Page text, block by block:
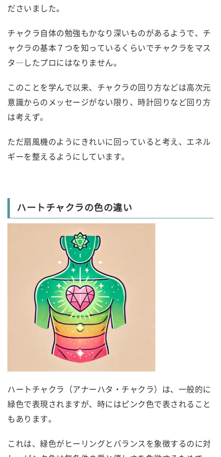
ださいました。
チャクラ自体の勉強もかなり深いものがあるようで、チ
ャクラの基本７つを知っているくらいでチャクラをマス
タ―したプロにはなりません。
このことを学んで以来、チャクラの回り方などは高次元
意識からのメッセージがない限り、時計回りなど回り方
は考えず。
ただ扇風機のようにきれいに回っていると考え、エネル
ギーを整えるようにしています。
ハートチャクラの色の違い
ハートチャクラ（アナーハタ・チャクラ）は、一般的に
緑色で表現されますが、時にはピンク色で表されること
もあります。
これは、緑色がヒーリングとバランスを象徴するのに対